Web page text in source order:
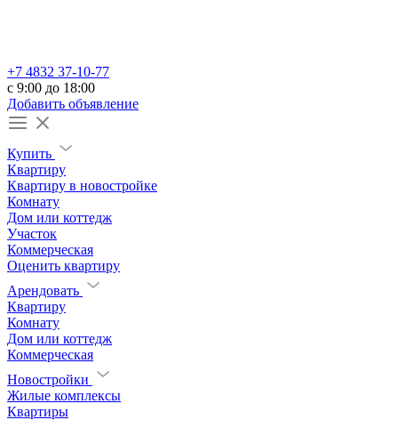
+7 4832 37-10-77
c 9:00 до 18:00
Добавить объявление
Купить
Квартиру
Квартиру в новостройке
Комнату
Дом или коттедж
Участок
Коммерческая
Оценить квартиру
Арендовать
Квартиру
Комнату
Дом или коттедж
Коммерческая
Новостройки
Жилые комплексы
Квартиры